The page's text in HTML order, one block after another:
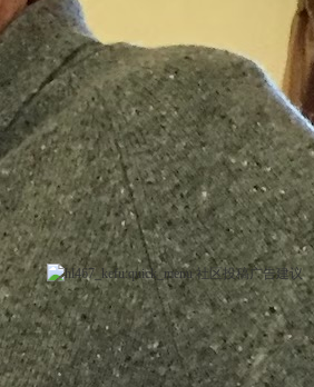
社区投稿广告建议